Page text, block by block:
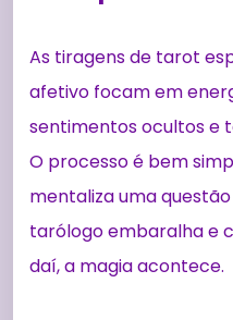
As tiragens de tarot
afetivo focam em
sentimentos ocultos e
O processo é bem
mentaliza uma
tarólogo embaralha e
daí, a magia acontece.